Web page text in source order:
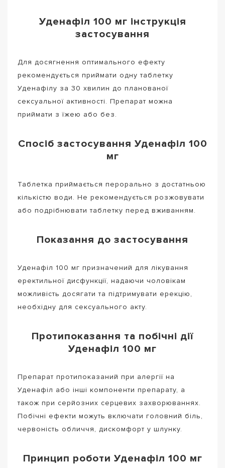
Уденафіл 100 мг інструкція
застосування
Для досягнення оптимального ефекту
рекомендується приймати одну таблетку
Уденафілу за 30 хвилин до планованої
сексуальної активності. Препарат можна
приймати з їжею або без.
Спосіб застосування Уденафіл 100
мг
Таблетка приймається перорально з достатньою
кількістю води. Не рекомендується розжовувати
або подрібнювати таблетку перед вживанням.
Показання до застосування
Уденафіл 100 мг призначений для лікування
еректильної дисфункції, надаючи чоловікам
можливість досягати та підтримувати ерекцію,
необхідну для сексуального акту.
Протипоказання та побічні дії
Уденафіл 100 мг
Препарат протипоказаний при алергії на
Уденафіл або інші компоненти препарату, а
також при серйозних серцевих захворюваннях.
Побічні ефекти можуть включати головний біль,
червоність обличчя, дискомфорт у шлунку.
Принцип роботи Уденафіл 100 мг